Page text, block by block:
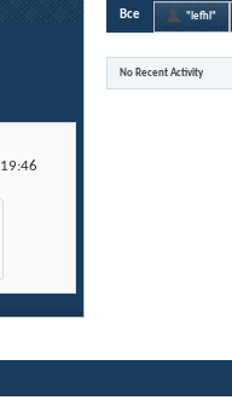
19:46
Все "lefhl"
No Recent Activity